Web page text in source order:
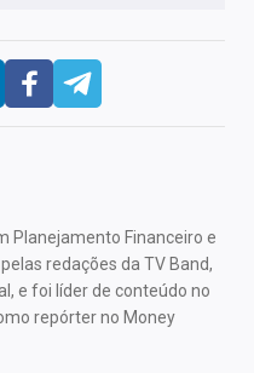
Planejamento Financeiro e
redações da TV Band,
e foi líder de conteúdo no
repórter no Money